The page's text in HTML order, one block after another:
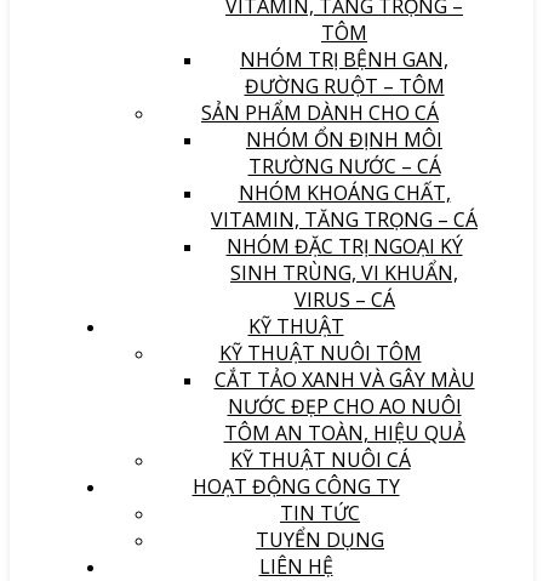
VITAMIN, TĂNG TRỌNG –
TÔM
NHÓM TRỊ BỆNH GAN,
ĐƯỜNG RUỘT – TÔM
SẢN PHẨM DÀNH CHO CÁ
NHÓM ỔN ĐỊNH MÔI
TRƯỜNG NƯỚC – CÁ
NHÓM KHOÁNG CHẤT,
VITAMIN, TĂNG TRỌNG – CÁ
NHÓM ĐẶC TRỊ NGOẠI KÝ
SINH TRÙNG, VI KHUẨN,
VIRUS – CÁ
KỸ THUẬT
KỸ THUẬT NUÔI TÔM
CẮT TẢO XANH VÀ GÂY MÀU
NƯỚC ĐẸP CHO AO NUÔI
TÔM AN TOÀN, HIỆU QUẢ
KỸ THUẬT NUÔI CÁ
HOẠT ĐỘNG CÔNG TY
TIN TỨC
TUYỂN DỤNG
LIÊN HỆ